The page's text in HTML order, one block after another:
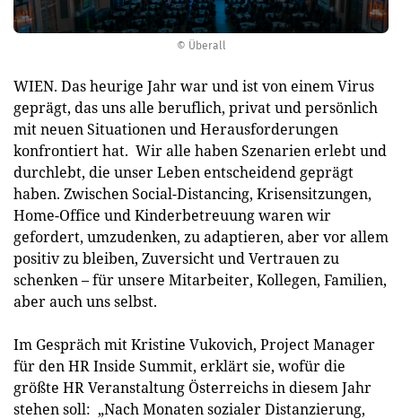
© Überall
WIEN. Das heurige Jahr war und ist von einem Virus
geprägt, das uns alle beruflich, privat und persönlich
mit neuen Situationen und Herausforderungen
konfrontiert hat. Wir alle haben Szenarien erlebt und
durchlebt, die unser Leben entscheidend geprägt
haben. Zwischen Social-Distancing, Krisensitzungen,
Home-Office und Kinderbetreuung waren wir
gefordert, umzudenken, zu adaptieren, aber vor allem
positiv zu bleiben, Zuversicht und Vertrauen zu
schenken – für unsere Mitarbeiter, Kollegen, Familien,
aber auch uns selbst.
Im Gespräch mit Kristine Vukovich, Project Manager
für den HR Inside Summit, erklärt sie, wofür die
größte HR Veranstaltung Österreichs in diesem Jahr
stehen soll: „Nach Monaten sozialer Distanzierung,